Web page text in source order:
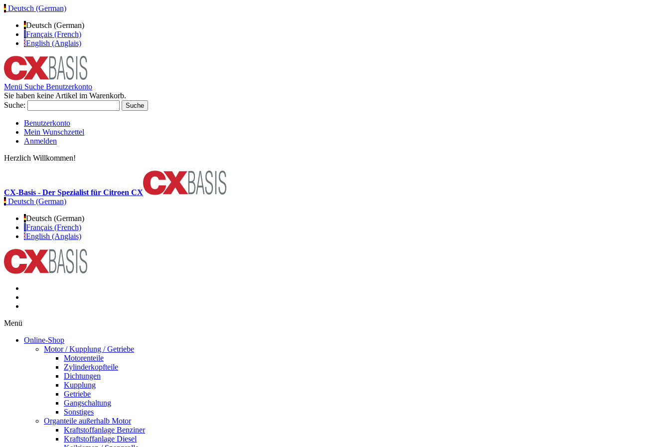
Deutsch (German)
Deutsch (German)
Français (French)
English (Anglais)
Menü Suche Benutzerkonto
Sie haben keine Artikel im Warenkorb.
Suche:
Suche
Benutzerkonto
Mein Wunschzettel
Anmelden
Herzlich Willkommen!
CX-Basis - Der Spezialist für Citroen CX
Deutsch (German)
Deutsch (German)
Français (French)
English (Anglais)
Menü
Online-Shop
Motor / Kupplung / Getriebe
Motorenteile
Zylinderkopfteile
Dichtungen
Kupplung
Getriebe
Gangschaltung
Sonstiges
Organteile außerhalb Motor
Kraftstoffanlage Benziner
Kraftstoffanlage Diesel